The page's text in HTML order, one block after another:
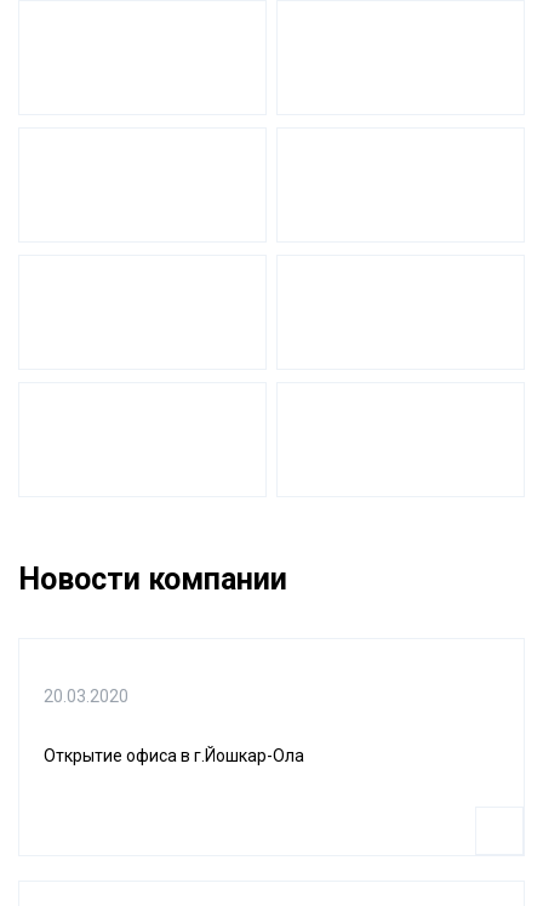
Новости компании
20.03.2020
Открытие офиса в г.Йошкар-Ола